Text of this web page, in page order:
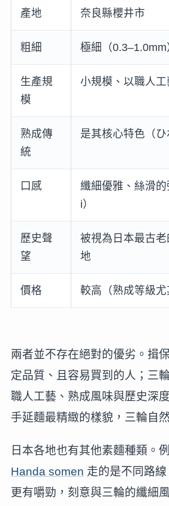
產地 奈良縣櫻井市
粗細 極細（0.3–1.0mm
生產規
模
小規模、以職人工
熟成傳
統
是其核心特色（ひ
口感
纖細優雅、絲滑
i）
歷史聲
望
被視為日本最古
地
價格 較高（熟成等級尤
兩者並不存在絕對的優劣。揖
定品質、且容易買到的人；三
職人工藝、熟成風味與歷史深
手延麵最精緻的樣貌，三輪自
日本各地也有其他素麵種類。
Handa somen 走的是不同路
更有嚼勁，刻意與三輪的纖細